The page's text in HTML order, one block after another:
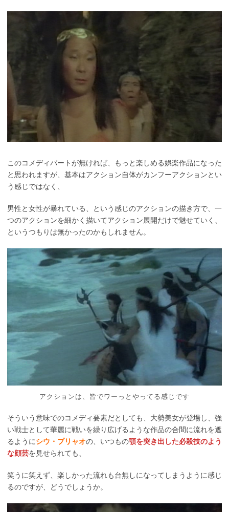
このコメディパートが無ければ、もっと楽しめる娯楽作品になった
と思われますが、基本はアクション自体がカンフーアクションとい
う感じではなく、
男性と女性が暴れている、という感じのアクションの描き方で、一
つのアクションを細かく描いてアクション展開だけで魅せていく、
というつもりは無かったのかもしれません。
アクションは、皆でワーっとやってる感じです
そういう意味でのコメディ要素だとしても、大勢美女が登場し、強
い戦士として華麗に戦いを繰り広げるような作品の合間に流れを遮
るようにシウ・プリャオの、いつもの顎を突き出した必殺技のよう
な顔芸を見せられても、
笑うに笑えず、楽しかった流れも台無しになってしまうように感じ
るのですが、どうでしょうか。